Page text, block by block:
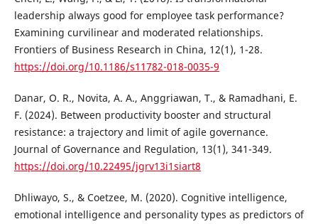
leadership always good for employee task performance?
Examining curvilinear and moderated relationships.
Frontiers of Business Research in China, 12(1), 1-28.
https://doi.org/10.1186/s11782-018-0035-9
Danar, O. R., Novita, A. A., Anggriawan, T., & Ramadhani, E.
F. (2024). Between productivity booster and structural
resistance: a trajectory and limit of agile governance.
Journal of Governance and Regulation, 13(1), 341-349.
https://doi.org/10.22495/jgrv13i1siart8
Dhliwayo, S., & Coetzee, M. (2020). Cognitive intelligence,
emotional intelligence and personality types as predictors of